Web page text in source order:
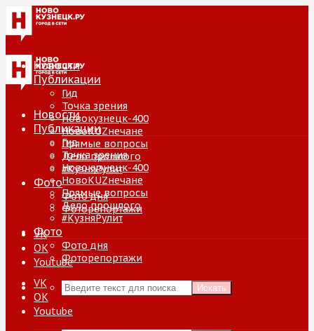
Новости
Публикации
Гид
Точка зрения
Новокузнецк-400
НовоKUZнечане
Прямые вопросы
Дело прошлого
#КузняРулит
Фото
Фото дня
Фоторепортажи
VK
ОК
Youtube
Искать
Новости
Публикации
Гид
Точка зрения
Новокузнецк-400
НовоKUZнечане
Прямые вопросы
Дело прошлого
#КузняРулит
Фото
Фото дня
Фоторепортажи
VK
ОК
Youtube